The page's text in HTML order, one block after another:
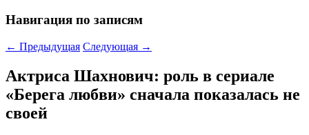
Навигация по записям
← Предыдущая Следующая →
Актриса Шахнович: роль в сериале
«Берега любви» сначала показалась не
своей